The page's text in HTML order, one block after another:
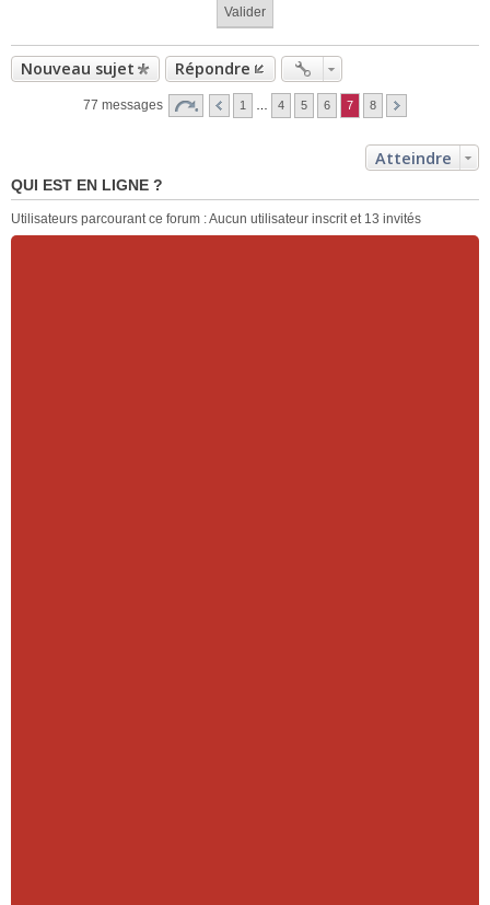
Nouveau sujet Répondre
77 messages 1 4 5 6 7 8
Atteindre
QUI EST EN LIGNE ?
Utilisateurs parcourant ce forum : Aucun utilisateur inscrit et 13 invités